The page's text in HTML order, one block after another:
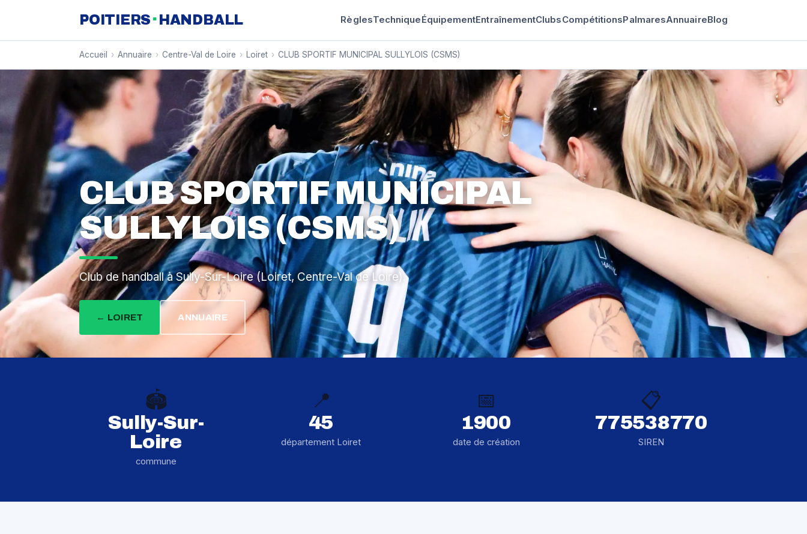
POITIERS · HANDBALL RèglesTechniqueÉquipementEntraînementClubsCompétitionsPalmaresAnnuaireBlog
Accueil › Annuaire › Centre-Val de Loire › Loiret › CLUB SPORTIF MUNICIPAL SULLYLOIS (CSMS)
CLUB SPORTIF MUNICIPAL
SULLYLOIS (CSMS)
Club de handball à Sully-Sur-Loire (Loiret, Centre-Val de Loire).
← LOIRET ANNUAIRE
🏟️
Sully-Sur-
Loire
commune
📍
45
département Loiret
📅
1900
date de création
📋
775538770
SIREN